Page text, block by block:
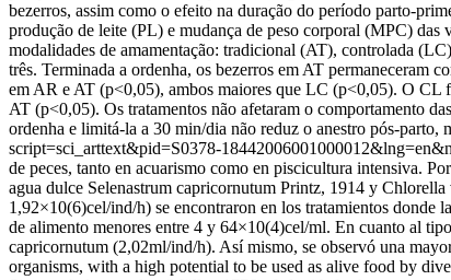
bezerros, assim como o efeito na duração do período parto-
produção de leite (PL) e mudança de peso corporal (MPC) das
modalidades de amamentação: tradicional (AT), controlada
três. Terminada a ordenha, os bezerros em AT permaneceram
em AR e AT (p<0,05), ambos maiores que LC (p<0,05). O
AT (p<0,05). Os tratamentos não afetaram o comportamento
ordenha e limitá-la a 30 min/dia não reduz o anestro pós-parto,
script=sci_arttext&pid=S0378-
de peces, tanto en acuarismo como en piscicultura intensiva.
agua dulce Selenastrum capricornutum Printz, 1914 y
1,92×10(6)cel/ind/h) se encontraron en los tratamientos donde
de alimento menores entre 4 y 64×10(4)cel/ml. En cuanto al
capricornutum (2,02ml/ind/h). Así mismo, se observó una
organisms, with a high potential to be used as alive food by